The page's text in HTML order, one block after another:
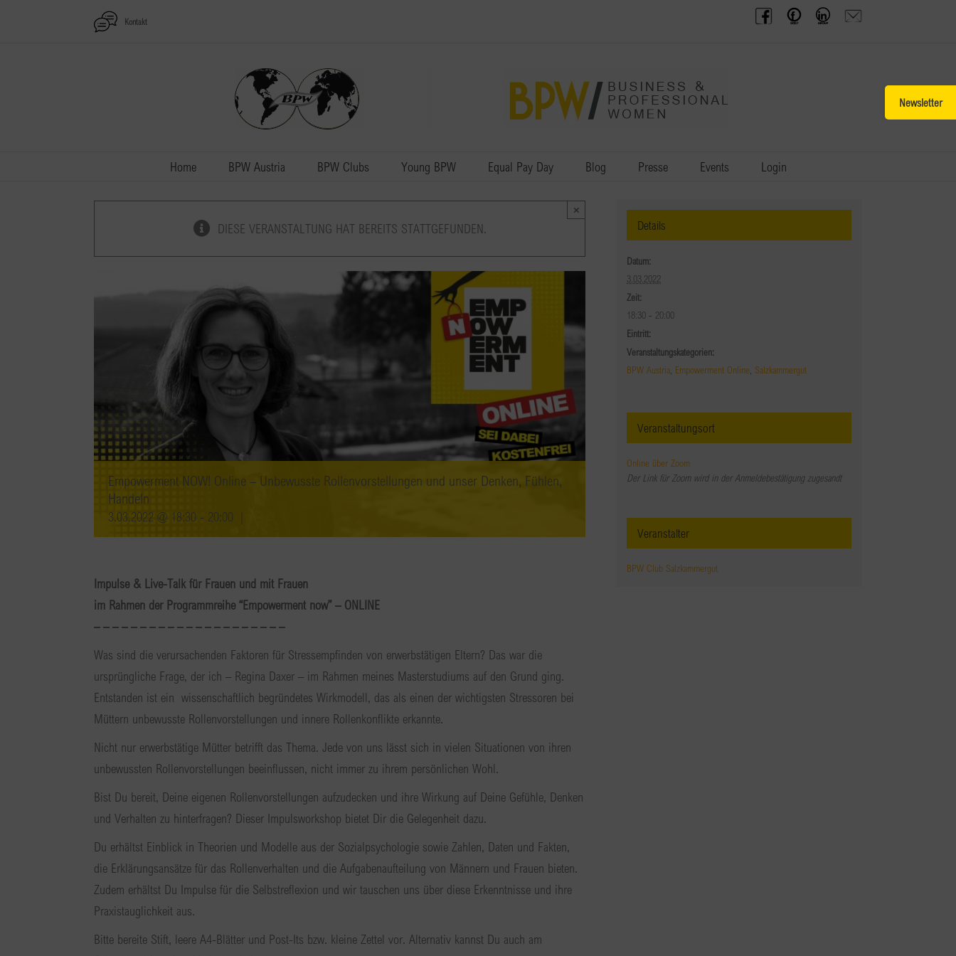
Kontakt
BPW
Austria
Offenes
Frauennetzwerk
BPW
Gruppe
Anfrage
schicken
Home BPW Austria BPW Clubs Young BPW Equal Pay Day Blog Presse Events Login
DIESE VERANSTALTUNG HAT BEREITS STATTGEFUNDEN.
×
Empowerment NOW! Online – Unbewusste Rollenvorstellungen und unser Denken, Fühlen,
Handeln
3.03.2022 @ 18:30 - 20:00
Impulse & Live-Talk für Frauen und mit Frauen
im Rahmen der Programmreihe “Empowerment now” – ONLINE
– – – – – – – – – – – – – – – – – – – – –
Was sind die verursachenden Faktoren für Stressempfinden von erwerbstätigen Eltern? Das war die
ursprüngliche Frage, der ich – Regina Daxer – im Rahmen meines Masterstudiums auf den Grund ging.
Entstanden ist ein wissenschaftlich begründetes Wirkmodell, das als einen der wichtigsten Stressoren bei
Müttern unbewusste Rollenvorstellungen und innere Rollenkonflikte erkannte.
Nicht nur erwerbstätige Mütter betrifft das Thema. Jede von uns lässt sich in vielen Situationen von ihren
unbewussten Rollenvorstellungen beeinflussen, nicht immer zu ihrem persönlichen Wohl.
Bist Du bereit, Deine eigenen Rollenvorstellungen aufzudecken und ihre Wirkung auf Deine Gefühle, Denken
und Verhalten zu hinterfragen? Dieser Impulsworkshop bietet Dir die Gelegenheit dazu.
Du erhältst Einblick in Theorien und Modelle aus der Sozialpsychologie sowie Zahlen, Daten und Fakten,
die Erklärungsansätze für das Rollenverhalten und die Aufgabenaufteilung von Männern und Frauen bieten.
Zudem erhältst Du Impulse für die Selbstreflexion und wir tauschen uns über diese Erkenntnisse und ihre
Praxistauglichkeit aus.
Bitte bereite Stift, leere A4-Blätter und Post-Its bzw. kleine Zettel vor. Alternativ kannst Du auch am
Details
Datum:
3.03.2022
Zeit:
18:30 - 20:00
Eintritt:
Veranstaltungskategorien:
BPW Austria, Empowerment Online,Salzkammergut
Veranstaltungsort
Online über Zoom
Der Link für Zoom wird in der Anmeldebestätigung zugesandt
Veranstalter
BPW Club Salzkammergut
Sliding